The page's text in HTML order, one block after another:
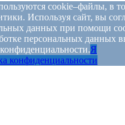
cookie–файлы, в
Используя сайт, вы
данных при помощи
персональных данных
Я
конфиденциальности